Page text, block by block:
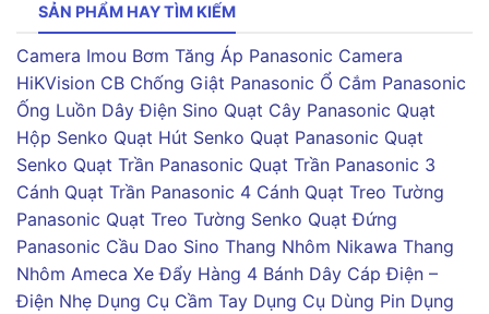
SẢN PHẨM HAY TÌM KIẾM
Camera Imou Bơm Tăng Áp Panasonic Camera
HiKVision CB Chống Giật Panasonic Ổ Cắm Panasonic
Ống Luồn Dây Điện Sino Quạt Cây Panasonic Quạt
Hộp Senko Quạt Hút Senko Quạt Panasonic Quạt
Senko Quạt Trần Panasonic Quạt Trần Panasonic 3
Cánh Quạt Trần Panasonic 4 Cánh Quạt Treo Tường
Panasonic Quạt Treo Tường Senko Quạt Đứng
Panasonic Cầu Dao Sino Thang Nhôm Nikawa Thang
Nhôm Ameca Xe Đẩy Hàng 4 Bánh Dây Cáp Điện –
Điện Nhẹ Dụng Cụ Cầm Tay Dụng Cụ Dùng Pin Dụng